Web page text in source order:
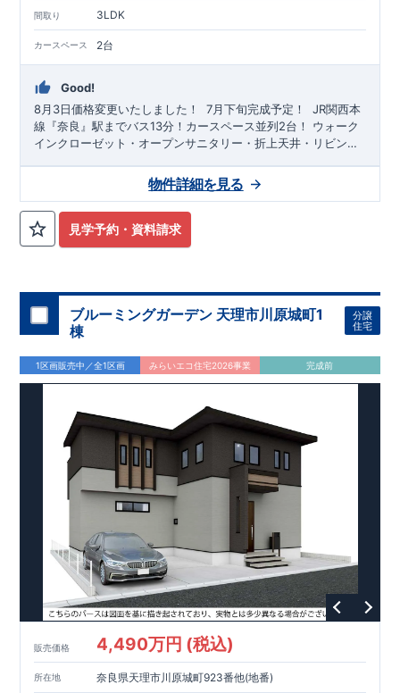
間取り 3LDK
カースペース 2台
Good!
8月3日価格変更いたしました！
​​7月下旬完成予定！​
​ JR関西本
線『奈良』駅までバス13分！カースペース並列2台！ ウォーク
インクローゼット・オープンサニタリー・折上天井・リビング
ン性を重視した物件！
見学予約・資料請求
物件詳細を見る
ブルーミングガーデン 天理市川原城町1
棟
分譲
住宅
1区画販売中／全1区画 みらいエコ住宅2026事業 完成前
販売価格 4,490万円 (税込)
所在地 奈良県天理市川原城町923番他(地番)